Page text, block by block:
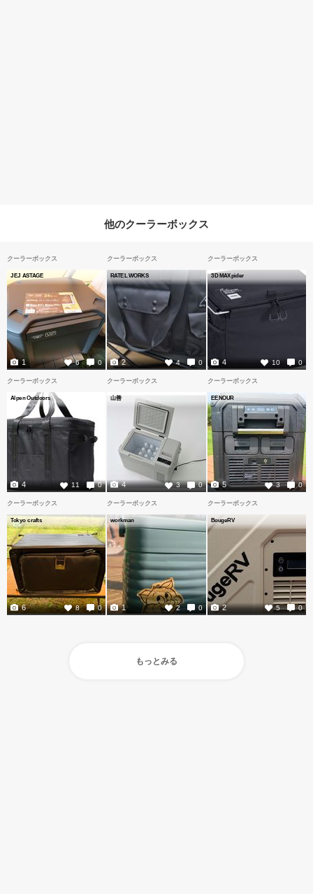
他のクーラーボックス
クーラーボックス
JEJ ASTAGE
6 0
1
クーラーボックス
RATEL WORKS
4 0
2
クーラーボックス
3D MAXpider
10 0
4
クーラーボックス
Alpen Outdoors
11 0
4
クーラーボックス
山善
3 0
4
クーラーボックス
EENOUR
3 0
5
クーラーボックス
Tokyo crafts
8 0
6
クーラーボックス
workman
2 0
1
クーラーボックス
BougeRV
5 0
2
もっとみる